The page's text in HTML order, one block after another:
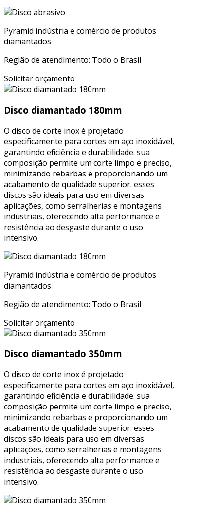
Pyramid indústria e comércio de produtos
diamantados
Região de atendimento: Todo o Brasil
Solicitar orçamento
Disco diamantado 180mm
O disco de corte inox é projetado
especificamente para cortes em aço inoxidável,
garantindo eficiência e durabilidade. sua
composição permite um corte limpo e preciso,
minimizando rebarbas e proporcionando um
acabamento de qualidade superior. esses
discos são ideais para uso em diversas
aplicações, como serralherias e montagens
industriais, oferecendo alta performance e
resistência ao desgaste durante o uso
intensivo.
Pyramid indústria e comércio de produtos
diamantados
Região de atendimento: Todo o Brasil
Solicitar orçamento
Disco diamantado 350mm
O disco de corte inox é projetado
especificamente para cortes em aço inoxidável,
garantindo eficiência e durabilidade. sua
composição permite um corte limpo e preciso,
minimizando rebarbas e proporcionando um
acabamento de qualidade superior. esses
discos são ideais para uso em diversas
aplicações, como serralherias e montagens
industriais, oferecendo alta performance e
resistência ao desgaste durante o uso
intensivo.